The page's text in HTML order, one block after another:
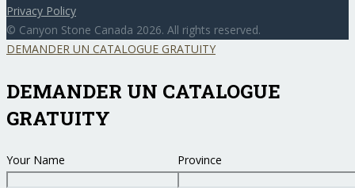
Privacy Policy
© Canyon Stone Canada 2026. All rights reserved.
DEMANDER UN CATALOGUE GRATUITY
DEMANDER UN CATALOGUE
GRATUITY
Your Name Province